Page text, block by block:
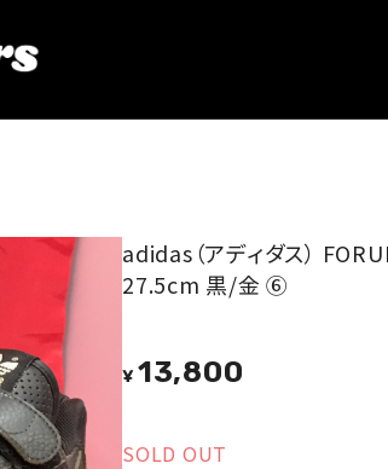
adidas（アディダス）
27.5cm 黒/金 ⑥
¥13,800
SOLD OUT